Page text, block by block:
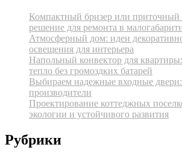
Компактный бризер или приточный
решение для ремонта в
Атмосферный дом: идеи
освещения для интерьера
Напольный конвектор для
тепло без громоздких батарей
Выбираем надежные входные
производители
Проектирование коттеджных
экологии и устойчивого развития
Рубрики